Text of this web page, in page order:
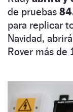
de pruebas
para replicar
Navidad,
Rover más de